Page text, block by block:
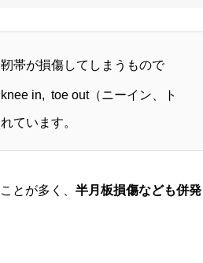
帯が損傷してしまうもので
in, toe out（ニーイン、ト
ています。
とが多く、 半月板損傷なども併発